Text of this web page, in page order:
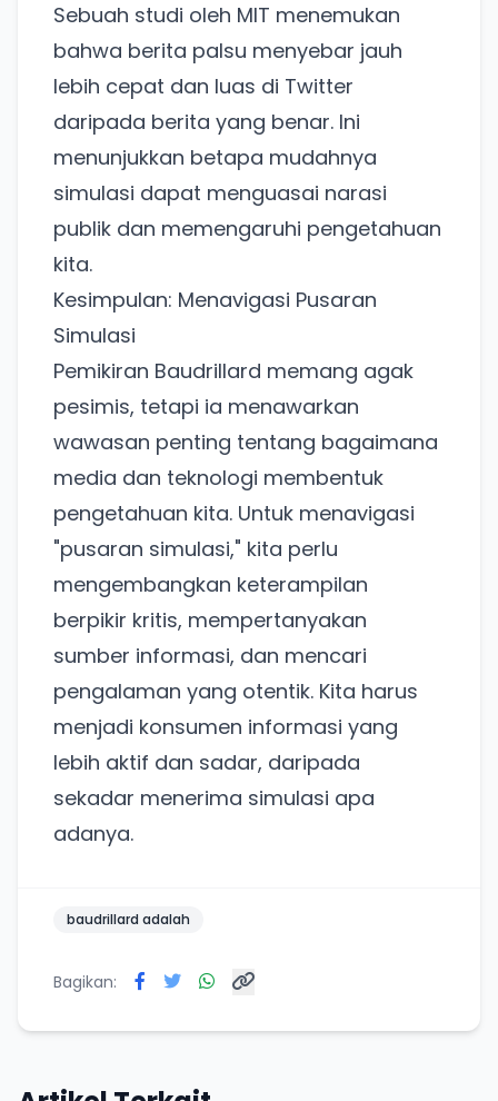
Sebuah studi oleh MIT menemukan
bahwa berita palsu menyebar jauh
lebih cepat dan luas di Twitter
daripada berita yang benar. Ini
menunjukkan betapa mudahnya
simulasi dapat menguasai narasi
publik dan memengaruhi pengetahuan
kita.
Kesimpulan: Menavigasi Pusaran
Simulasi
Pemikiran Baudrillard memang agak
pesimis, tetapi ia menawarkan
wawasan penting tentang bagaimana
media dan teknologi membentuk
pengetahuan kita. Untuk menavigasi
"pusaran simulasi," kita perlu
mengembangkan keterampilan
berpikir kritis, mempertanyakan
sumber informasi, dan mencari
pengalaman yang otentik. Kita harus
menjadi konsumen informasi yang
lebih aktif dan sadar, daripada
sekadar menerima simulasi apa
adanya.
baudrillard adalah
Bagikan:
Coba BulkFame
Lain kali saja